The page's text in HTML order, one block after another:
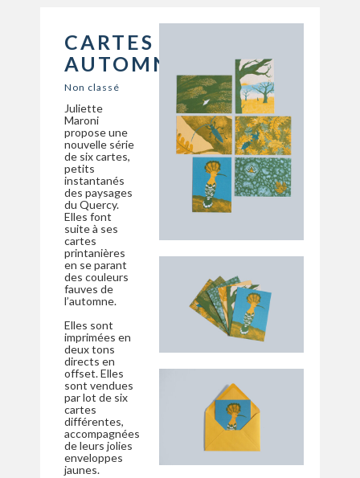
CARTES
AUTOMNALES
Non classé
Juliette
Maroni
propose une
nouvelle série
de six cartes,
petits
instantanés
des paysages
du Quercy.
Elles font
suite à ses
cartes
printanières
en se parant
des couleurs
fauves de
l’automne.
Elles sont
imprimées en
deux tons
directs en
offset. Elles
sont vendues
par lot de six
cartes
différentes,
accompagnées
de leurs jolies
enveloppes
jaunes.